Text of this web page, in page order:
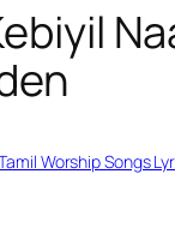
Worship Songs